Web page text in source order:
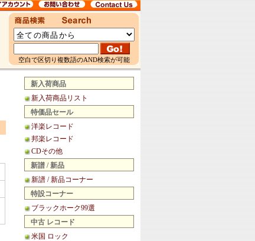
空白で区切り複数語のAND検索が可能
新入荷商品
新入荷商品リスト
特価品セール
洋楽レコード
邦楽レコード
CDその他
新譜 / 新品
新譜 / 新品コーナー
特設コーナー
ブラックホーク99選
中古 レコード
米国 ロック